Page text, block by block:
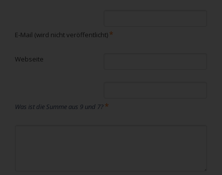
Pflichtfeld
E-Mail (wird nicht veröffentlicht)*
Webseite
Was ist die Summe aus 9 und 7?*